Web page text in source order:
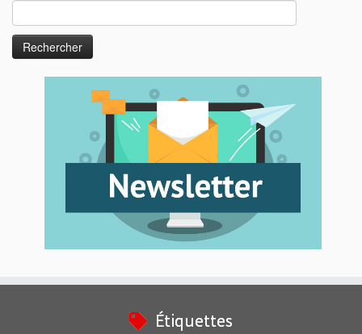
Étiquettes